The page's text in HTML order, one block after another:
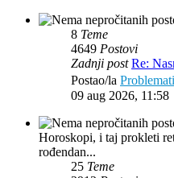
8 Teme
4649 Postovi
Zadnji post Re:
Postao/la
09 aug 2026, 11:58
Horoskopi, i taj prokleti
rođendan...
25 Teme